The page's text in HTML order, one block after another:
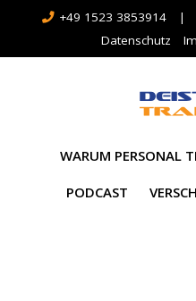
+49 1523 3853914 |
Datenschutz
WARUM PERSONAL
PODCAST